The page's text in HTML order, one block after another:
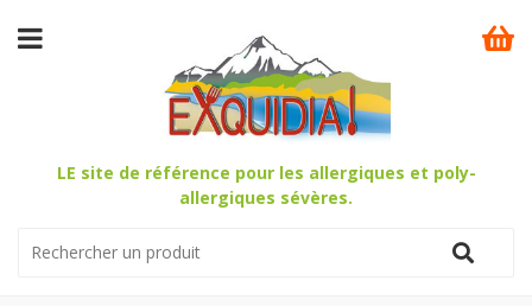
LE site de référence pour les allergiques et poly-
allergiques sévères.